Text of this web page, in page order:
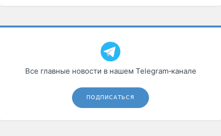
Все главные новости в нашем Telegram‑канале
ПОДПИСАТЬСЯ